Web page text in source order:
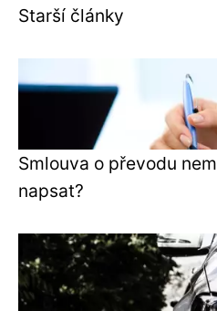
Starší články
Smlouva o převodu
napsat?